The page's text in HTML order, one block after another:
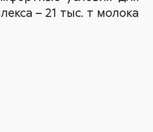
– 21 тыс. т молока